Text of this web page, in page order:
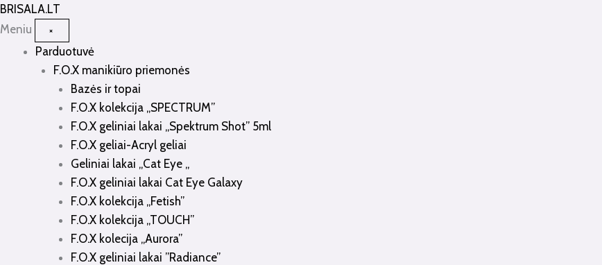
BRISALA.LT
Meniu
×
Parduotuvė
F.O.X manikiūro priemonės
Bazės ir topai
F.O.X kolekcija „SPECTRUM”
F.O.X geliniai lakai „Spektrum Shot” 5ml
F.O.X geliai-Acryl geliai
Geliniai lakai „Cat Eye „
F.O.X geliniai lakai Cat Eye Galaxy
F.O.X kolekcija „Fetish”
F.O.X kolekcija „TOUCH”
F.O.X kolecija „Aurora”
F.O.X geliniai lakai ”Radiance”
Pereiti
prie